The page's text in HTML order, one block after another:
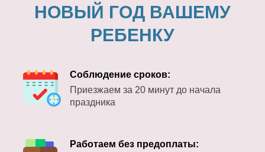
НОВЫЙ ГОД ВАШЕМУ
РЕБЕНКУ
Соблюдение сроков:
Приезжаем за 20 минут до начала
праздника
Работаем без предоплаты: